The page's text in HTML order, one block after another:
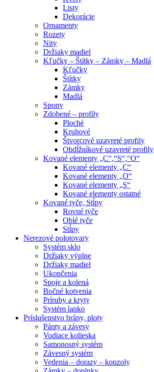
Listy
Dekorácie
Ornamenty
Rozety
Nity
Držiaky madiel
Kľučky – Štítky – Zámky – Madlá
Kľučky
Štítky
Zámky
Madlá
Spony
Zdobené – profily
Ploché
Kruhové
Štvorcové uzavreté profily
Obdĺžníkové uzavreté profily
Kované elementy „C“,“S“,“O“
Kované elementy „C“
Kované elementy „O“
Kované elementy „S“
Kované elementy ostatné
Kované tyče, Stĺpy
Rovné tyče
Oblé tyče
Stĺpy
Nerezové polotovary
Systém sklo
Držiaky výplne
Držiaky madiel
Ukončenia
Spoje a kolená
Bočné kotvenia
Príruby a kryty
Systém lanko
Príslušenstvo brány, ploty
Pánty a závesy
Vodiace kolieska
Samonosný systém
Závesný systém
Vedenia – dorazy – konzoly